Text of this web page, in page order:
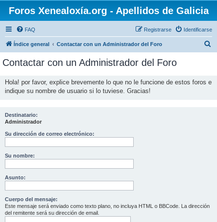
Foros Xenealoxía.org - Apellidos de Galicia
FAQ Identificarse
Registrarse
Índice general Contactar con un Administrador del Foro
Contactar con un Administrador del Foro
Hola! por favor, explice brevemente lo que no le funcione de estos foros e
indique su nombre de usuario si lo tuviese. Gracias!
Destinatario:
Administrador
Su dirección de correo electrónico:
Su nombre:
Asunto:
Cuerpo del mensaje:
Este mensaje será enviado como texto plano, no incluya HTML o BBCode. La dirección
del remitente será su dirección de email.